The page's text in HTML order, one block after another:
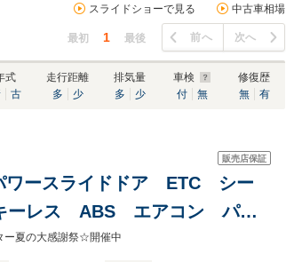
スライドショーで見る 中古車相場
最初 1 最後 前へ 次へ
式
古
走行距離
多
少
排気量
多
少
車検
付
無
修復歴
無
有
販売店保証
ワースライドドア ETC シー
ーレス ABS エアコン パワ
夏の大感謝祭☆開催中